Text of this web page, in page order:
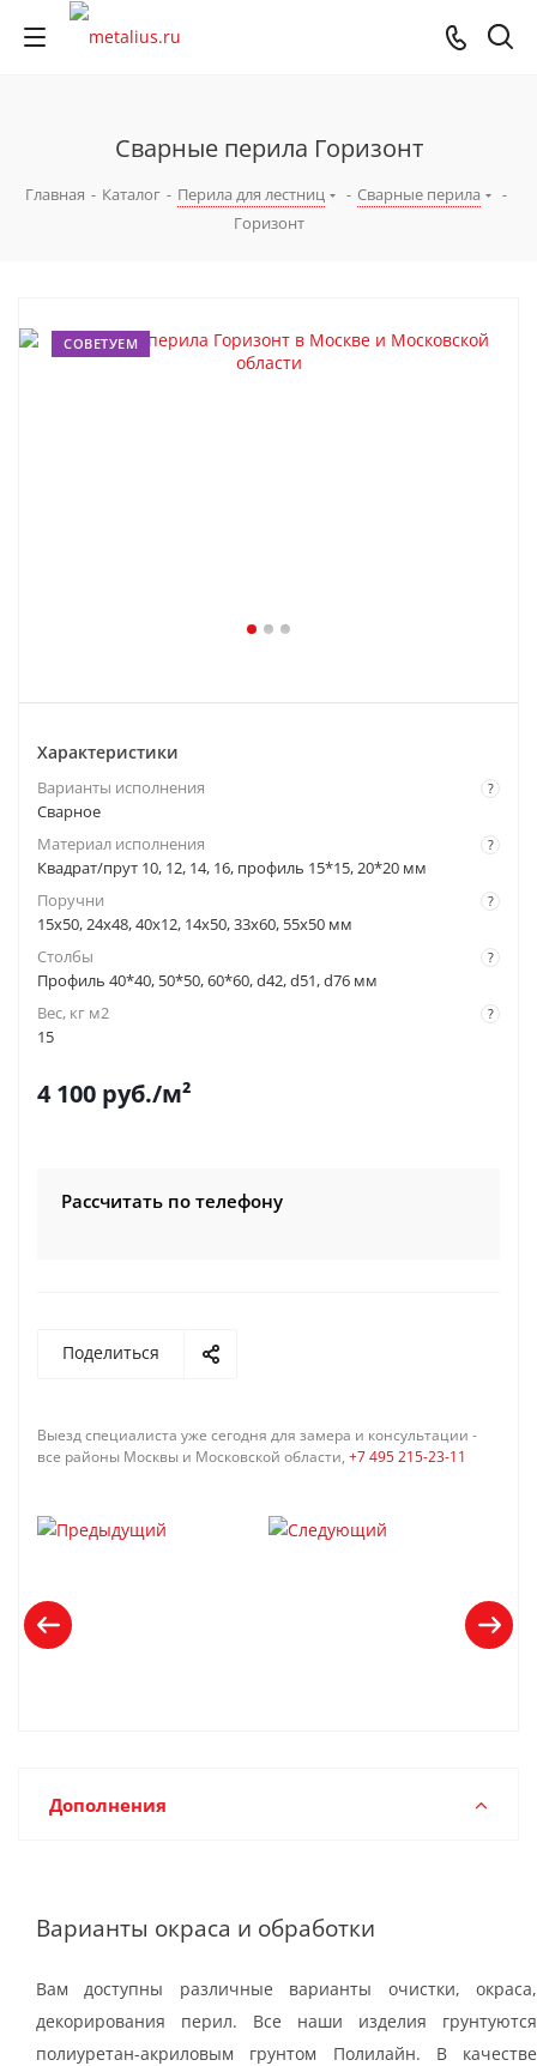
Сварные перила Горизонт
Главная - Каталог - Перила для лестниц - Сварные перила
-
Горизонт
СОВЕТУЕМ
Характеристики
?
Варианты исполнения
Сварное
?
Материал исполнения
Квадрат/прут 10, 12, 14, 16, профиль 15*15, 20*20 мм
?
Поручни
15x50, 24x48, 40x12, 14x50, 33x60, 55x50 мм
?
Столбы
Профиль 40*40, 50*50, 60*60, d42, d51, d76 мм
?
Вес, кг м2
15
4 100 руб./м²
Рассчитать по телефону
Поделиться
Выезд специалиста уже сегодня для замера и консультации -
все районы Москвы и Московской области, +7 495 215-23-11
Дополнения
Варианты окраса и обработки
Вам доступны различные варианты очистки, окраса,
декорирования перил. Все наши изделия грунтуются
полиуретан-акриловым грунтом Полилайн. В качестве